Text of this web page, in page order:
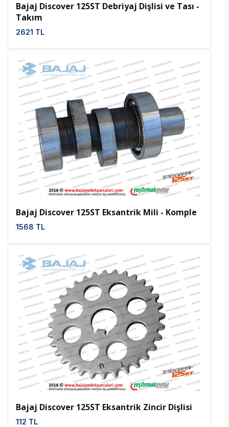
Bajaj Discover 125ST Debriyaj Dişlisi ve Tası -
Takım
2621 TL
İncele Favoriler
Bajaj Discover 125ST Eksantrik Mili - Komple
1568 TL
İncele Favoriler
Bajaj Discover 125ST Eksantrik Zincir Dişlisi
112 TL